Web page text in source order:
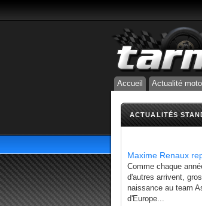
Accueil Actualité moto
ACTUALITÉS
Maxime Renaux
Comme chaque
d'autres arrivent,
naissance au team
d'Europe...